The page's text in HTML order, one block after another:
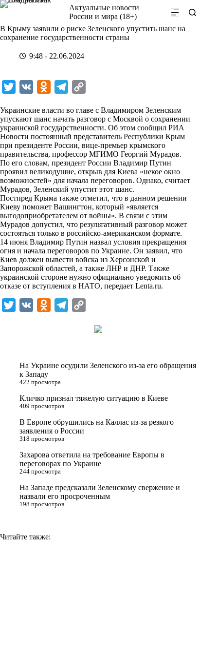
Перейти
Актуальные новости
России и мира (18+)
В Крыму заявили о риске Зеленского упустить шанс на
сохранение государственности страны
9:48 - 22.06.2024
i
t
t
e
r
n
o
k
l
a
s
s
n
i
k
i
l
e
g
r
a
m
p
y
L
i
n
k
Украинские власти во главе с Владимиром Зеленским
упускают шанс начать разговор с Москвой о сохранении
украинской государственности. Об этом сообщил РИА
Новости постоянный представитель Республики Крым
при президенте России, вице-премьер крымского
правительства, профессор МГИМО Георгий Мурадов.
По его словам, президент России Владимир Путин
проявил великодушие, открыв для Киева «некое окно
возможностей» для начала переговоров. Однако, считает
Мурадов, Зеленский упустит этот шанс.
Постпред Крыма также отметил, что в данном решении
Киеву поможет Вашингтон, который «является
выгодоприобретателем от войны». В связи с этим
Мурадов допустил, что результативный разговор может
состояться только в российско-американском формате.
14 июня Владимир Путин назвал условия прекращения
огня и начала переговоров по Украине. Он заявил, что
Киев должен вывести войска из Херсонской и
Запорожской областей, а также ЛНР и ДНР. Также
украинской стороне нужно официально уведомить об
отказе от вступления в НАТО, передает Lenta.ru.
a
s
n
i
k
i
m
k
На Украине осудили Зеленского из-за его обращения
к Западу
422 просмотра
Кличко признал тяжелую ситуацию в Киеве
409 просмотров
В Европе обрушились на Каллас из-за резкого
заявления о России
318 просмотров
Захарова ответила на требование Европы в
переговорах по Украине
244 просмотра
На Западе предсказали Зеленскому свержение и
назвали его просроченным
198 просмотров
Читайте также: